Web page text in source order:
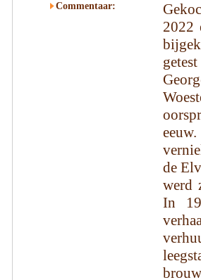
Commentaar:
2022
de
werd
In